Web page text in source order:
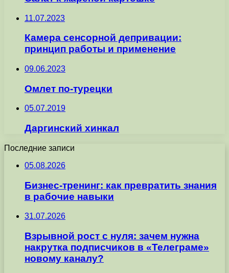
11.07.2023
Камера сенсорной депривации:
принцип работы и применение
09.06.2023
Омлет по-турецки
05.07.2019
Даргинский хинкал
Последние записи
05.08.2026
Бизнес-тренинг: как превратить знания
в рабочие навыки
31.07.2026
Взрывной рост с нуля: зачем нужна
накрутка подписчиков в «Телеграме»
новому каналу?